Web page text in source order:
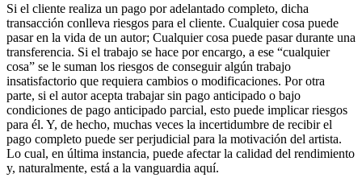
Si el cliente realiza un pago por adelantado completo, dicha
transacción conlleva riesgos para el cliente. Cualquier cosa puede
pasar en la vida de un autor; Cualquier cosa puede pasar durante una
transferencia. Si el trabajo se hace por encargo, a ese “cualquier
cosa” se le suman los riesgos de conseguir algún trabajo
insatisfactorio que requiera cambios o modificaciones. Por otra
parte, si el autor acepta trabajar sin pago anticipado o bajo
condiciones de pago anticipado parcial, esto puede implicar riesgos
para él. Y, de hecho, muchas veces la incertidumbre de recibir el
pago completo puede ser perjudicial para la motivación del artista.
Lo cual, en última instancia, puede afectar la calidad del rendimiento
y, naturalmente, está a la vanguardia aquí.